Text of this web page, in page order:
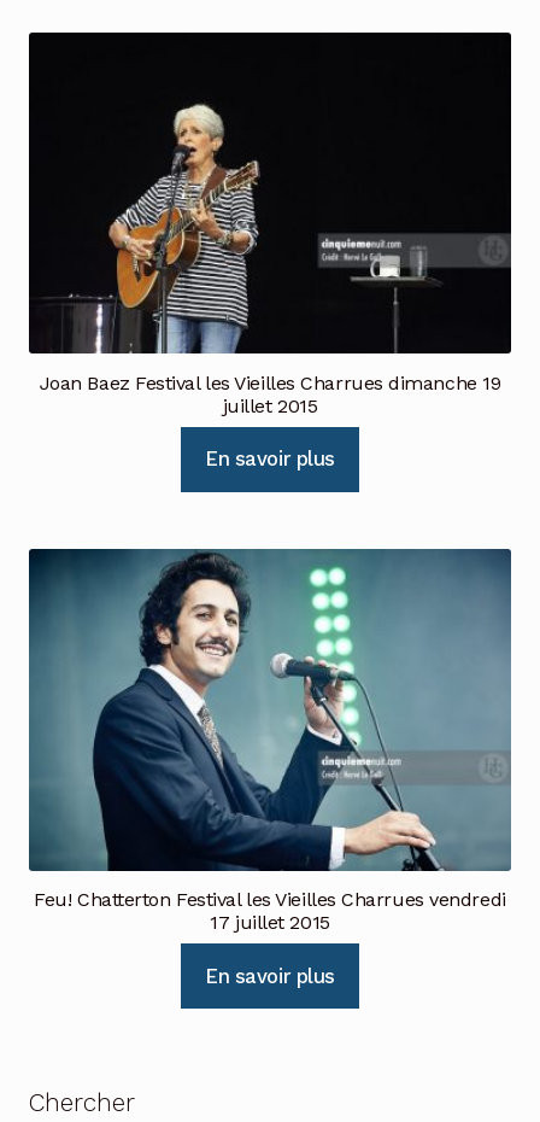
Joan Baez Festival les Vieilles Charrues dimanche 19
juillet 2015
En savoir plus
Feu! Chatterton Festival les Vieilles Charrues vendredi
17 juillet 2015
En savoir plus
Chercher